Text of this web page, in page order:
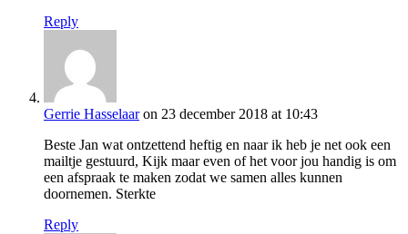
Reply
Gerrie Hasselaar on 23 december 2018 at 10:43
Beste Jan wat ontzettend heftig en naar ik heb je net ook een
mailtje gestuurd, Kijk maar even of het voor jou handig is om
een afspraak te maken zodat we samen alles kunnen
doornemen. Sterkte
Reply